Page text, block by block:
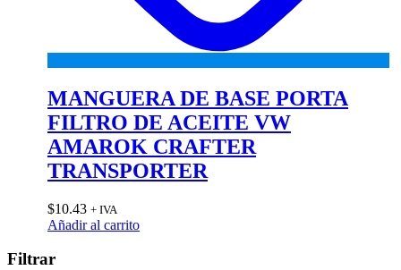
MANGUERA DE BASE PORTA
FILTRO DE ACEITE VW
AMAROK CRAFTER
TRANSPORTER
$10.43 + IVA
Añadir al carrito
Filtrar